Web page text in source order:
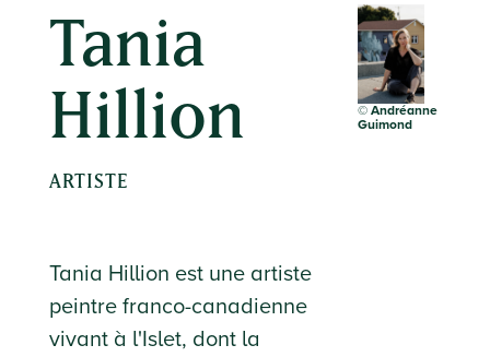
©Andréanne
Guimond
Tania
Hillion
ARTISTE
Tania Hillion est une artiste
peintre franco-canadienne
vivant à l'Islet, dont la